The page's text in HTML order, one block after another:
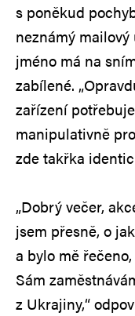
s poněkud
neznámý
jméno má na
zabílené.
zařízení
manipulativně
zde takřka
„Dobrý večer,
jsem přesně, o
a bylo mě
Sám
z Ukrajiny,“